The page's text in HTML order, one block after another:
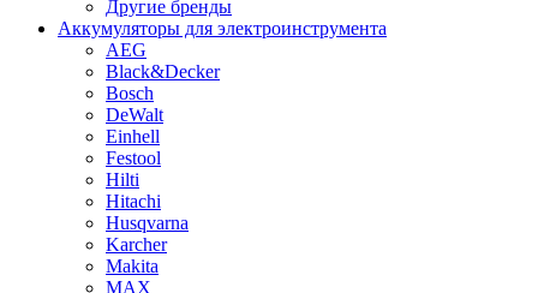
Другие бренды
Аккумуляторы для электроинструмента
AEG
Black&Decker
Bosch
DeWalt
Einhell
Festool
Hilti
Hitachi
Husqvarna
Karcher
Makita
MAX